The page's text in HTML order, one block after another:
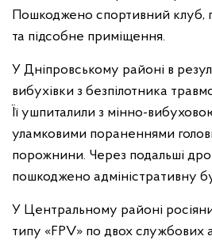
Пошкоджено спортивний клуб,
та підсобне приміщення.
У Дніпровському районі в
вибухівки з безпілотника
Її ушпиталили з мінно-
уламковими пораненнями
порожнини. Через подальші
пошкоджено адміністративну
У Центральному районі
типу «FPV» по двох службових